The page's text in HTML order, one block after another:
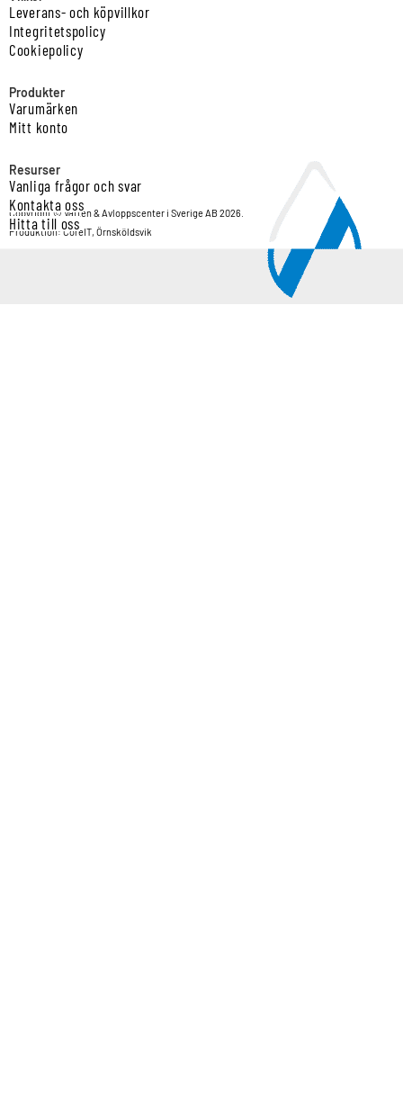
Leverans- och köpvillkor
Integritetspolicy
Cookiepolicy
Produkter
Varumärken
Mitt konto
Resurser
Vanliga frågor och svar
Kontakta oss
Hitta till oss
Copyright © Vatten & Avloppscenter i Sverige AB 2026.
Produktion: CoreIT, Örnsköldsvik